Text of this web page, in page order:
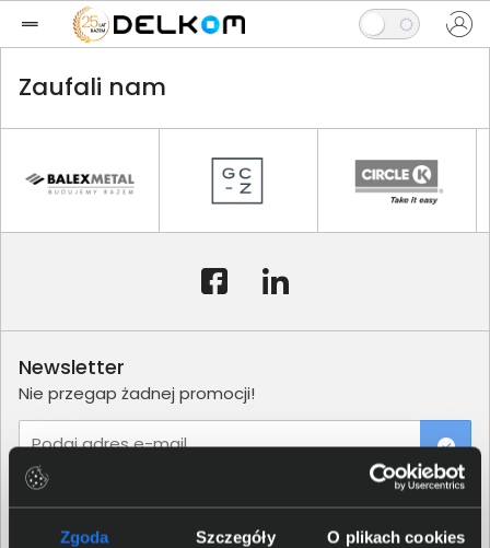
Zgoda Szczegóły O plikach cookies
Zaufali nam
Newsletter
Nie przegap żadnej promocji!
Podaj adres e-mail